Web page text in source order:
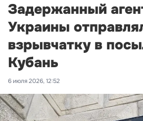
Задержанный
Украины
взрывчатку в
Кубань
6 июля 2026, 12:52